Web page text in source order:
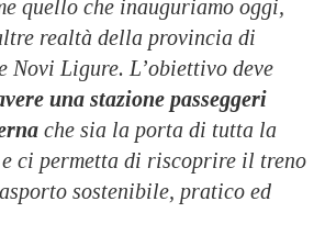
quello che inauguriamo oggi,
realtà della provincia di
Novi Ligure. L’obiettivo deve
una stazione passeggeri
che sia la porta di tutta la
ci permetta di riscoprire il treno
sostenibile, pratico ed